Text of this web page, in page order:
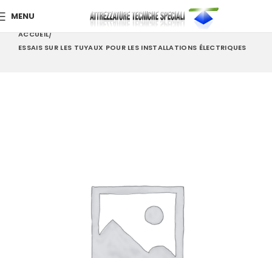
MENU
ACCUEIL
ESSAIS SUR LES TUYAUX POUR LES INSTALLATIONS ÉLECTRIQUES